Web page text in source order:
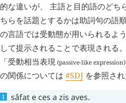
的な違いが、 主語と目的語のど
ちらを話題とするかは助詞句の語
の言語では受動態が用いられるよ
して提示されることで表現される
「受動相当表現(passive-like expression)
の関係については #SDJ を参照され
sâfat e ces a zis aves.